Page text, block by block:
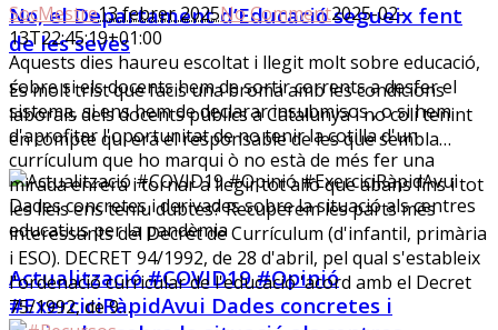
No, el Departament d’Educació segueix fent
de les seves
És molt trist que facis una broma amb les condicions
laborals dels docents públics a Catalunya i no coli tenint
en compte qui era el responsable de les que sembla…
Actualització #COVID19 #Opinió
#ExerciciRàpidAvui Dades concretes i
SocMestre13 febrer 2025No Comment2025-02-
13T22:45:19+01:00
Aquests dies haureu escoltat i llegit molt sobre educació,
sobre si els docents hem de sortir corrents a desfer el
sistema, si ens hem de declarar insubmisos , o si hem
d'aprofitar l'oportunitat de no tenir la cotilla d'un
currículum que ho marqui ò no està de més fer una
mirada enrera i tornar a llegir tot allò que abans fins i tot
les lleis ens teniu dubtes? Recuperem les parts més
interessants del Decret de Currículum (d'infantil, primària
i ESO). DECRET 94/1992, de 28 d'abril, pel qual s'estableix
l'ordenació curricular de l'educació 'acord amb el Decret
75/1992, de 9…